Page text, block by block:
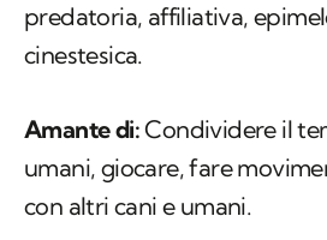
predatoria, affiliativa,
cinestesica.
Amante di:Condividere il
umani, giocare, fare
con altri cani e umani.